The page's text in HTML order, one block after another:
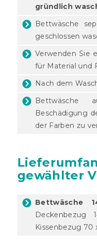
gründlich
Bettwäsche
geschlossen
Verwenden Sie
für Material und
Nach dem
Bettwäsche
Beschädigung
der Farben zu
gewählter
Bettwäsche
Kissenbezug 70